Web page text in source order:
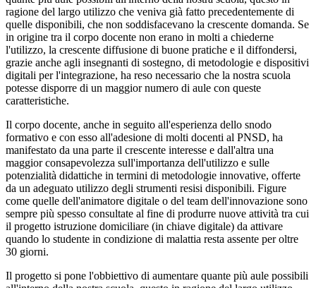
ragione del largo utilizzo che veniva già fatto precedentemente di
quelle disponibili, che non soddisfacevano la crescente domanda. Se
in origine tra il corpo docente non erano in molti a chiederne
l'utilizzo, la crescente diffusione di buone pratiche e il diffondersi,
grazie anche agli insegnanti di sostegno, di metodologie e dispositivi
digitali per l'integrazione, ha reso necessario che la nostra scuola
potesse disporre di un maggior numero di aule con queste
caratteristiche.
Il corpo docente, anche in seguito all'esperienza dello snodo
formativo e con esso all'adesione di molti docenti al PNSD, ha
manifestato da una parte il crescente interesse e dall'altra una
maggior consapevolezza sull'importanza dell'utilizzo e sulle
potenzialità didattiche in termini di metodologie innovative, offerte
da un adeguato utilizzo degli strumenti resisi disponibili. Figure
come quelle dell'animatore digitale o del team dell'innovazione sono
sempre più spesso consultate al fine di produrre nuove attività tra cui
il progetto istruzione domiciliare (in chiave digitale) da attivare
quando lo studente in condizione di malattia resta assente per oltre
30 giorni.
Il progetto si pone l'obbiettivo di aumentare quante più aule possibili